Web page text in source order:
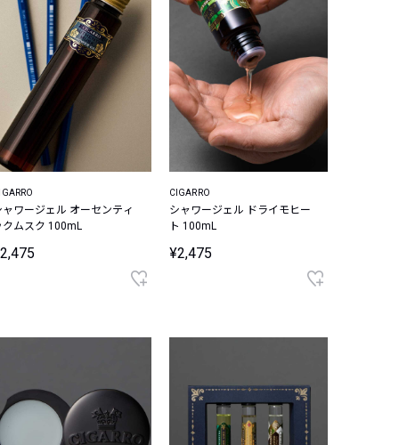
ャワージェル オーセンティ
クムスク 100mL
CIGARRO
シャワージェル ドライモヒー
ト 100mL
¥2,475